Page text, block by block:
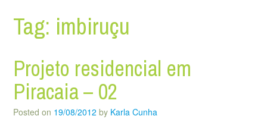
Tag: imbiruçu
Projeto residencial em
Piracaia – 02
Posted on 19/08/2012 by Karla Cunha